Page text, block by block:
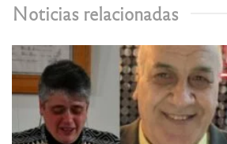
Noticias relacionadas